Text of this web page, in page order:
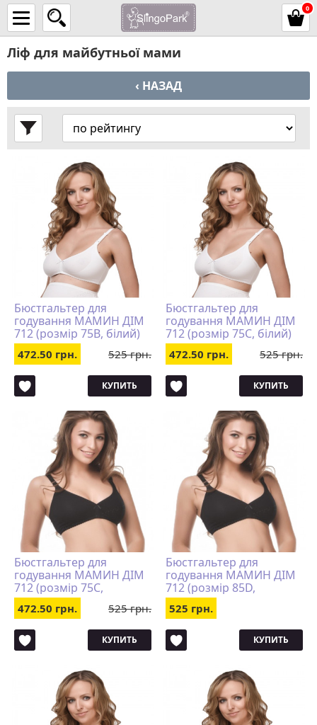
0
Ліф для майбутньої мами
‹ НАЗАД
Бюстгальтер для
годування МАМИН ДІМ
712 (розмір 75B, білий)
472.50 грн. 525 грн.
КУПИТЬ
Бюстгальтер для
годування МАМИН ДІМ
712 (розмір 75C, білий)
472.50 грн. 525 грн.
КУПИТЬ
Бюстгальтер для
годування МАМИН ДІМ
712 (розмір 75C,
чорний)
472.50 грн. 525 грн.
КУПИТЬ
Бюстгальтер для
годування МАМИН ДІМ
712 (розмір 85D,
чорний)
525 грн.
КУПИТЬ